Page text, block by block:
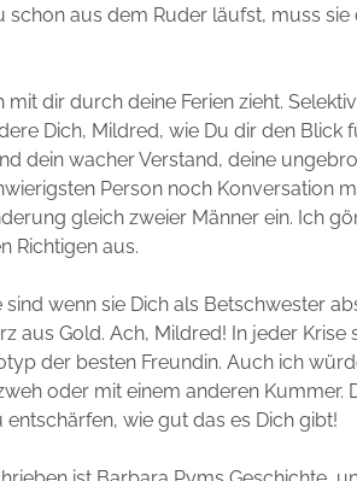
schon aus dem Ruder läufst, muss
mit dir durch deine Ferien zieht.
Dich, Mildred, wie Du dir den Blick
dein wacher Verstand, deine
Person noch Konversation
gleich zweier Männer ein. Ich
Richtigen aus.
wenn sie Dich als Betschwester
aus Gold. Ach, Mildred! In jeder Krise
der besten Freundin. Auch ich
oder mit einem anderen
entschärfen, wie gut das es Dich gibt!